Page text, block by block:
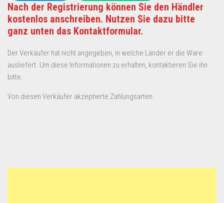
Nach der Registrierung können Sie den Händler
kostenlos anschreiben. Nutzen Sie dazu bitte
ganz unten das Kontaktformular.
Der Verkäufer hat nicht angegeben, in welche Länder er die Ware
ausliefert. Um diese Informationen zu erhalten, kontaktieren Sie ihn
bitte.
Von diesen Verkäufer akzeptierte Zahlungsarten